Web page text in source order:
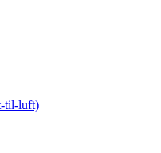
til-luft)